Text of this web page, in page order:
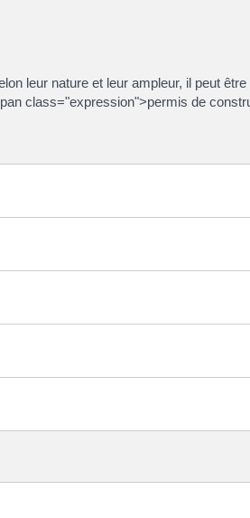
leur nature et leur ampleur, il peut
class="expression">permis de